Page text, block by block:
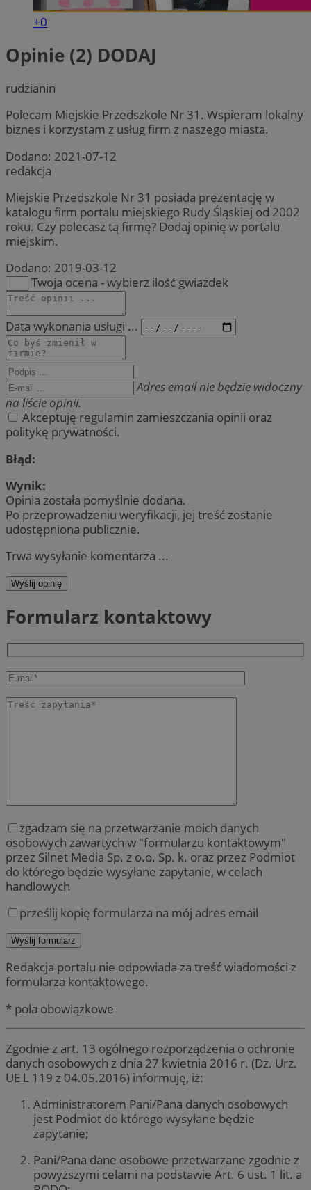
+0
Opinie (2) DODAJ
rudzianin
Polecam Miejskie Przedszkole Nr 31. Wspieram lokalny
biznes i korzystam z usług firm z naszego miasta.
Dodano: 2021-07-12
redakcja
Miejskie Przedszkole Nr 31 posiada prezentację w
katalogu firm portalu miejskiego Rudy Śląskiej od 2002
roku. Czy polecasz tą firmę? Dodaj opinię w portalu
miejskim.
Dodano: 2019-03-12
Twoja ocena - wybierz ilość gwiazdek
Data wykonania usługi ...
Adres email nie będzie widoczny
na liście opinii.
Akceptuję regulamin zamieszczania opinii oraz
politykę prywatności.
Błąd:
Wynik:
Opinia została pomyślnie dodana.
Po przeprowadzeniu weryfikacji, jej treść zostanie
udostępniona publicznie.
Trwa wysyłanie komentarza ...
Wyślij opinię
Formularz kontaktowy
zgadzam się na przetwarzanie moich danych
osobowych zawartych w "formularzu kontaktowym"
przez Silnet Media Sp. z o.o. Sp. k. oraz przez Podmiot
do którego będzie wysyłane zapytanie, w celach
handlowych
prześlij kopię formularza na mój adres email
Redakcja portalu nie odpowiada za treść wiadomości z
formularza kontaktowego.
* pola obowiązkowe
Zgodnie z art. 13 ogólnego rozporządzenia o ochronie
danych osobowych z dnia 27 kwietnia 2016 r. (Dz. Urz.
UE L 119 z 04.05.2016) informuję, iż:
Administratorem Pani/Pana danych osobowych
jest Podmiot do którego wysyłane będzie
zapytanie;
Pani/Pana dane osobowe przetwarzane zgodnie z
powyższymi celami na podstawie Art. 6 ust. 1 lit. a